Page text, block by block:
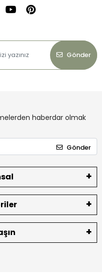
Gönder
haberdar olmak
Gönder